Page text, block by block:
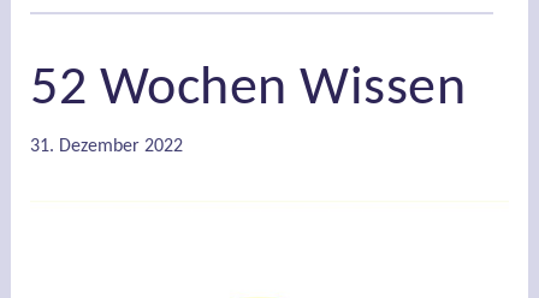
52 Wochen Wissen
31. Dezember 2022